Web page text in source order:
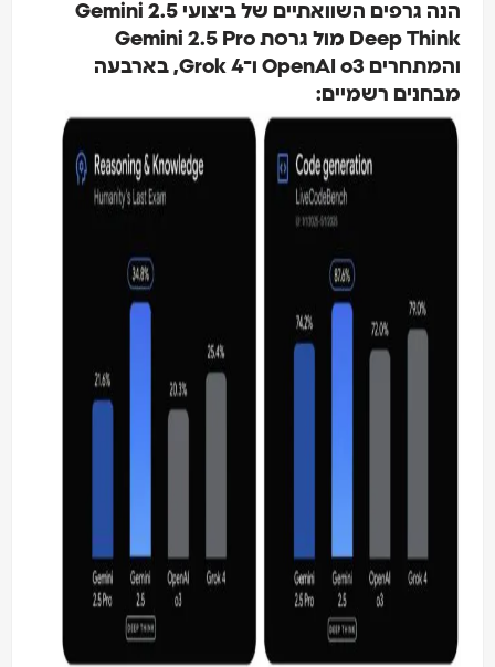
הנה גרפים השוואתיים של ביצועי Gemini 2.5
Deep Think מול גרסת Gemini 2.5 Pro
והמתחרים OpenAI o3 ו־Grok 4, בארבעה
מבחנים רשמיים: